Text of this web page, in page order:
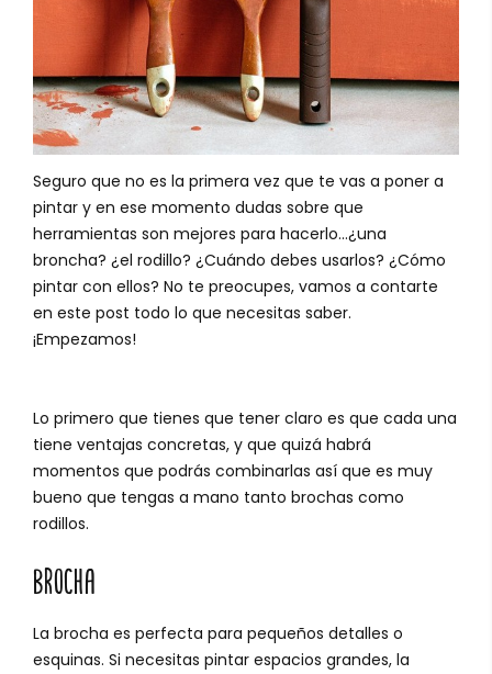
Seguro que no es la primera vez que te vas a poner a
pintar y en ese momento dudas sobre que
herramientas son mejores para hacerlo...¿una
broncha? ¿el rodillo? ¿Cuándo debes usarlos? ¿Cómo
pintar con ellos? No te preocupes, vamos a contarte
en este post todo lo que necesitas saber.
¡Empezamos!
Lo primero que tienes que tener claro es que cada una
tiene ventajas concretas, y que quizá habrá
momentos que podrás combinarlas así que es muy
bueno que tengas a mano tanto brochas como
rodillos.
BROCHA
La brocha es perfecta para pequeños detalles o
esquinas. Si necesitas pintar espacios grandes, la